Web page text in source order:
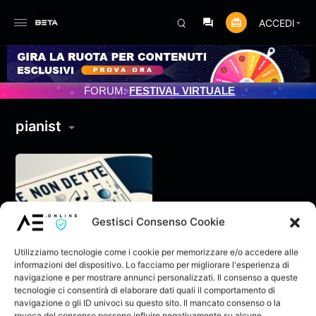
Gestisci Consenso Cookie
Utilizziamo tecnologie come i cookie per memorizzare e/o accedere alle
informazioni del dispositivo. Lo facciamo per migliorare l'esperienza di
navigazione e per mostrare annunci personalizzati. Il consenso a queste
tecnologie ci consentirà di elaborare dati quali il comportamento di
navigazione o gli ID univoci su questo sito. Il mancato consenso o la
ACCEDI
PROGRAMMATO 3/07/2025
FORUM:FESTIVAL VIRTUALE
pianist
LE COSE NON DETTE